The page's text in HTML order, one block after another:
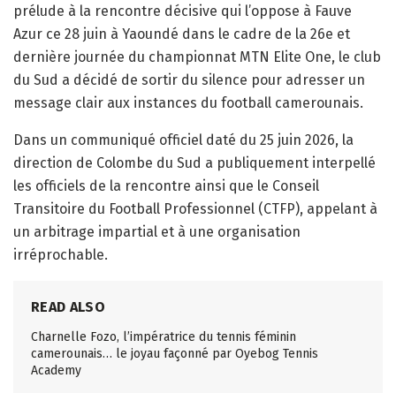
prélude à la rencontre décisive qui l’oppose à Fauve
Azur ce 28 juin à Yaoundé dans le cadre de la 26e et
dernière journée du championnat MTN Elite One, le club
du Sud a décidé de sortir du silence pour adresser un
message clair aux instances du football camerounais.
Dans un communiqué officiel daté du 25 juin 2026, la
direction de Colombe du Sud a publiquement interpellé
les officiels de la rencontre ainsi que le Conseil
Transitoire du Football Professionnel (CTFP), appelant à
un arbitrage impartial et à une organisation
irréprochable.
READ ALSO
Charnelle Fozo, l’impératrice du tennis féminin
camerounais… le joyau façonné par Oyebog Tennis
Academy